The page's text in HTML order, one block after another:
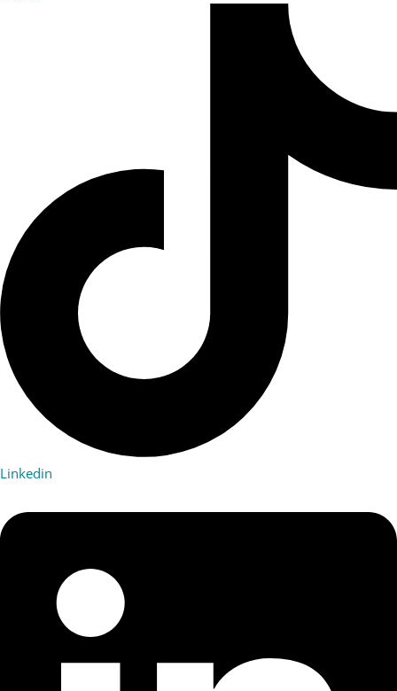
Linkedin